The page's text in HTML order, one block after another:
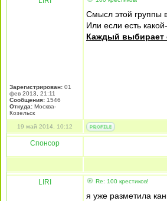
Зарегистрирован: 01
фев 2013, 21:11
Сообщения: 1546
Откуда: Москва-
Козельск
Смысл этой группы в
Или если есть
Каждый выбирает
19 май 2014, 10:12
Спонсор
LIRI Re: 100 крестиков!
я уже разметила